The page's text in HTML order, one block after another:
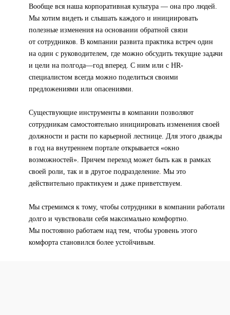
Вообще вся наша корпоративная культура — она про людей.
Мы хотим видеть и слышать каждого и инициировать
полезные изменения на основании обратной связи
от сотрудников. В компании развита практика встреч один
на один с руководителем, где можно обсудить текущие задачи
и цели на полгода—год вперед. С ним или с HR-
специалистом всегда можно поделиться своими
предложениями или опасениями.
Существующие инструменты в компании позволяют
сотрудникам самостоятельно инициировать изменения своей
должности и расти по карьерной лестнице. Для этого дважды
в год на внутреннем портале открывается «окно
возможностей». Причем переход может быть как в рамках
своей роли, так и в другое подразделение. Мы это
действительно практикуем и даже приветствуем.
Мы стремимся к тому, чтобы сотрудники в компании работали
долго и чувствовали себя максимально комфортно.
Мы постоянно работаем над тем, чтобы уровень этого
комфорта становился более устойчивым.